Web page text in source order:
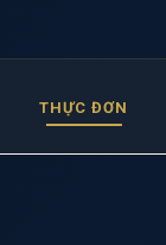
THỰC ĐƠN